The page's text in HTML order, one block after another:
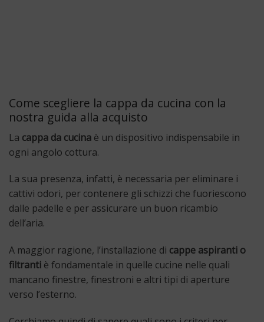
Come scegliere la cappa da cucina con la
nostra guida alla acquisto
La cappa da cucina è un dispositivo indispensabile in
ogni angolo cottura.
La sua presenza, infatti, è necessaria per eliminare i
cattivi odori, per contenere gli schizzi che fuoriescono
dalle padelle e per assicurare un buon ricambio
dell’aria.
A maggior ragione, l’installazione di cappe aspiranti o
filtranti è fondamentale in quelle cucine nelle quali
mancano finestre, finestroni e altri tipi di aperture
verso l’esterno.